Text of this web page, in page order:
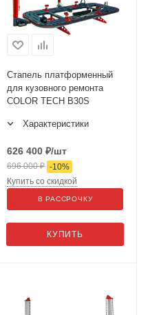
Стапель платформенный
для кузовного ремонта
COLOR TECH B30S
Характеристики
626 400 ₽/шт
696 000₽ -10%
КУПИТЬ
Купить со скидкой
В РАССРОЧКУ